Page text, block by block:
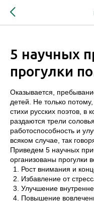
5 научных
прогулки
Оказывается,
детей. Не только
стихи русских поэтов, в
раздаются трели
работоспособность и
всяком случае, так
Приведем 5 научных
организованы прогулки
Рост внимания и
Избавление от
Улучшение
Повышение